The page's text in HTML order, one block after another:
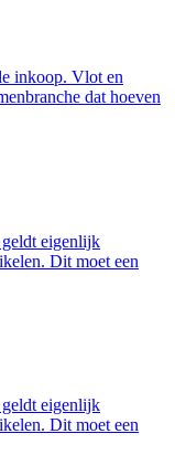
inkoop. Vlot en
dat hoeven
eigenlijk
Dit moet een
eigenlijk
Dit moet een